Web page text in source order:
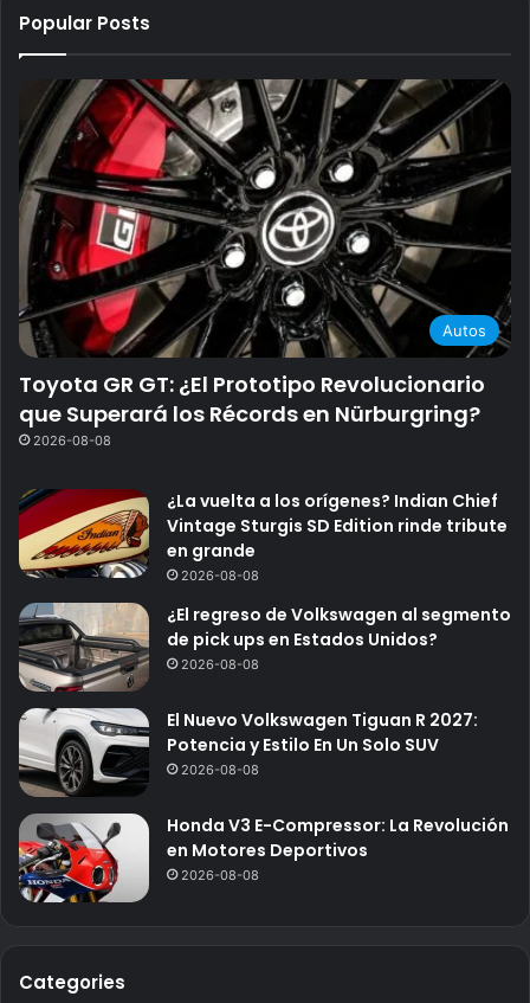
Popular Posts
Autos
Toyota GR GT: ¿El Prototipo Revolucionario
que Superará los Récords en Nürburgring?
2026-08-08
¿La vuelta a los orígenes? Indian Chief
Vintage Sturgis SD Edition rinde tribute
en grande
2026-08-08
¿El regreso de Volkswagen al segmento
de pick ups en Estados Unidos?
2026-08-08
El Nuevo Volkswagen Tiguan R 2027:
Potencia y Estilo En Un Solo SUV
2026-08-08
Honda V3 E-Compressor: La Revolución
en Motores Deportivos
2026-08-08
Categories